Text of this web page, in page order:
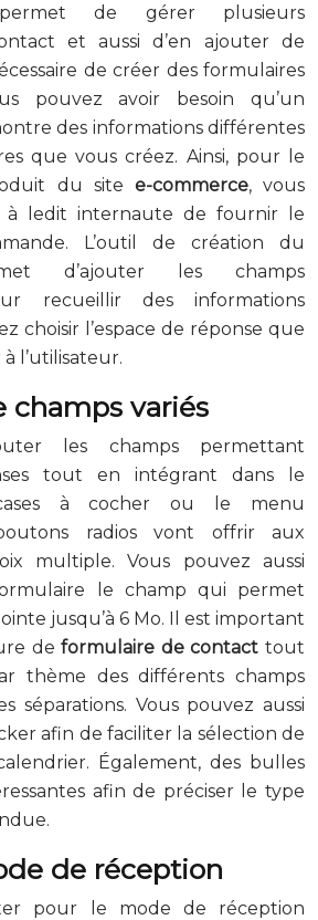
permet de gérer plusieurs
et aussi d’en ajouter de
de créer des formulaires
pouvez avoir besoin qu’un
des informations différentes
que vous créez. Ainsi, pour le
du site e-commerce, vous
à ledit internaute de fournir le
L’outil de création du
d’ajouter les champs
recueillir des informations
choisir l’espace de réponse que
l’utilisateur.
champs variés
les champs permettant
tout en intégrant dans le
à cocher ou le menu
radios vont offrir aux
multiple. Vous pouvez aussi
le champ qui permet
jusqu’à 6 Mo. Il est important
deformulaire de contact tout
thème des différents champs
séparations. Vous pouvez aussi
afin de faciliter la sélection de
Également, des bulles
afin de préciser le type
de réception
pour le mode de réception